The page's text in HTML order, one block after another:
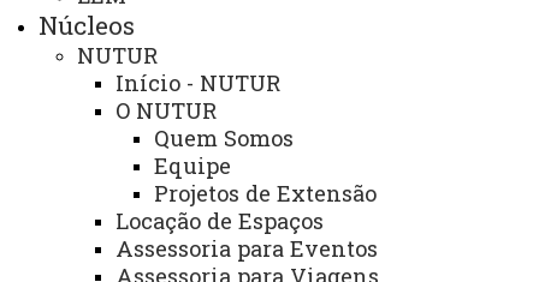
Núcleos
NUTUR
Início - NUTUR
O NUTUR
Quem Somos
Equipe
Projetos de Extensão
Locação de Espaços
Assessoria para Eventos
Assessoria para Viagens
Relações Internacionais e Interinstitucionais
ÓRGÃO DE APOIO
Unioeste INOVA - Agência de Inovação da Unioeste
ÓRGÃOS SUPLEMENTARES
Coordenadoria de Concursos e Processos Seletivos